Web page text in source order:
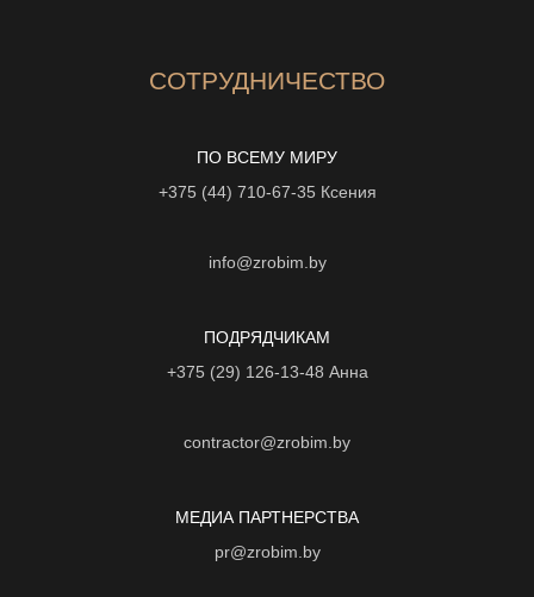
СОТРУДНИЧЕСТВО
ПО ВСЕМУ МИРУ
+375 (44) 710-67-35 Ксения
info@zrobim.by
ПОДРЯДЧИКАМ
+375 (29) 126-13-48 Анна
contractor@zrobim.by
МЕДИА ПАРТНЕРСТВА
pr@zrobim.by